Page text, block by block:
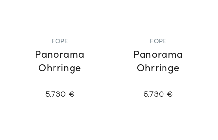
FOPE
Panorama
Ohrringe
5.730 €
FOPE
Panorama
Ohrringe
5.730 €